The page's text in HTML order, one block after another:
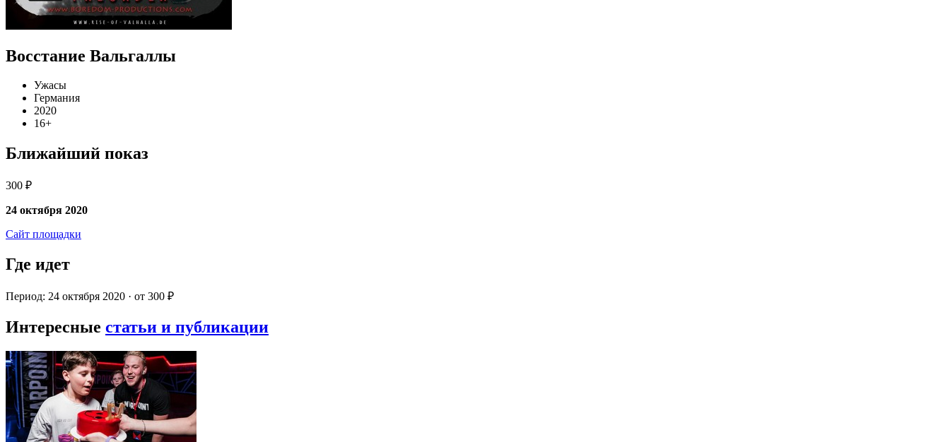
Восстание Вальгаллы
Ужасы
Германия
2020
16+
Ближайший показ
300 ₽
24 октября 2020
Сайт площадки
Где идет
Период: 24 октября 2020 · от 300 ₽
Интересные статьи и публикации